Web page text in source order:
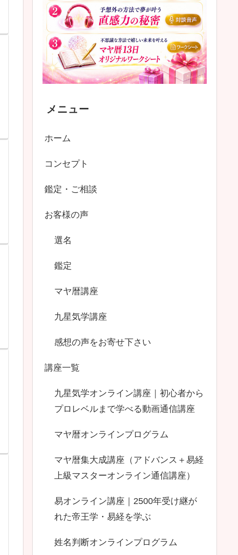
メニュー
ホーム
コンセプト
鑑定・ご相談
お客様の声
選名
鑑定
マヤ暦講座
九星気学講座
感想の声をお寄せ下さい
講座一覧
九星気学オンライン講座｜初心者から
プロレベルまで学べる動画通信講座
マヤ暦オンラインプログラム
マヤ暦集大成講座（アドバンス＋易経
上級マスターオンライン通信講座）
易オンライン講座｜2500年受け継が
れた帝王学・易経を学ぶ
姓名判断オンラインプログラム